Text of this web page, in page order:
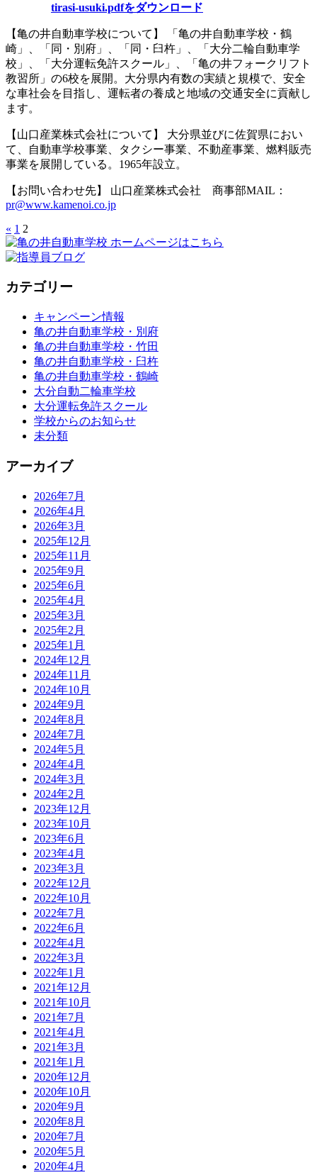
tirasi-usuki.pdfをダウンロード
【亀の井自動車学校について】 「亀の井自動車学校・鶴
崎」、「同・別府」、「同・臼杵」、「大分二輪自動車学
校」、「大分運転免許スクール」、「亀の井フォークリフト
教習所」の6校を展開。大分県内有数の実績と規模で、安全
な車社会を目指し、運転者の養成と地域の交通安全に貢献し
ます。
【山口産業株式会社について】 大分県並びに佐賀県におい
て、自動車学校事業、タクシー事業、不動産事業、燃料販売
事業を展開している。1965年設立。
【お問い合わせ先】 山口産業株式会社 商事部MAIL：
pr@www.kamenoi.co.jp
« 1 2
カテゴリー
キャンペーン情報
亀の井自動車学校・別府
亀の井自動車学校・竹田
亀の井自動車学校・臼杵
亀の井自動車学校・鶴崎
大分自動二輪車学校
大分運転免許スクール
学校からのお知らせ
未分類
アーカイブ
2026年7月
2026年4月
2026年3月
2025年12月
2025年11月
2025年9月
2025年6月
2025年4月
2025年3月
2025年2月
2025年1月
2024年12月
2024年11月
2024年10月
2024年9月
2024年8月
2024年7月
2024年5月
2024年4月
2024年3月
2024年2月
2023年12月
2023年10月
2023年6月
2023年4月
2023年3月
2022年12月
2022年10月
2022年7月
2022年6月
2022年4月
2022年3月
2022年1月
2021年12月
2021年10月
2021年7月
2021年4月
2021年3月
2021年1月
2020年12月
2020年10月
2020年9月
2020年8月
2020年7月
2020年5月
2020年4月